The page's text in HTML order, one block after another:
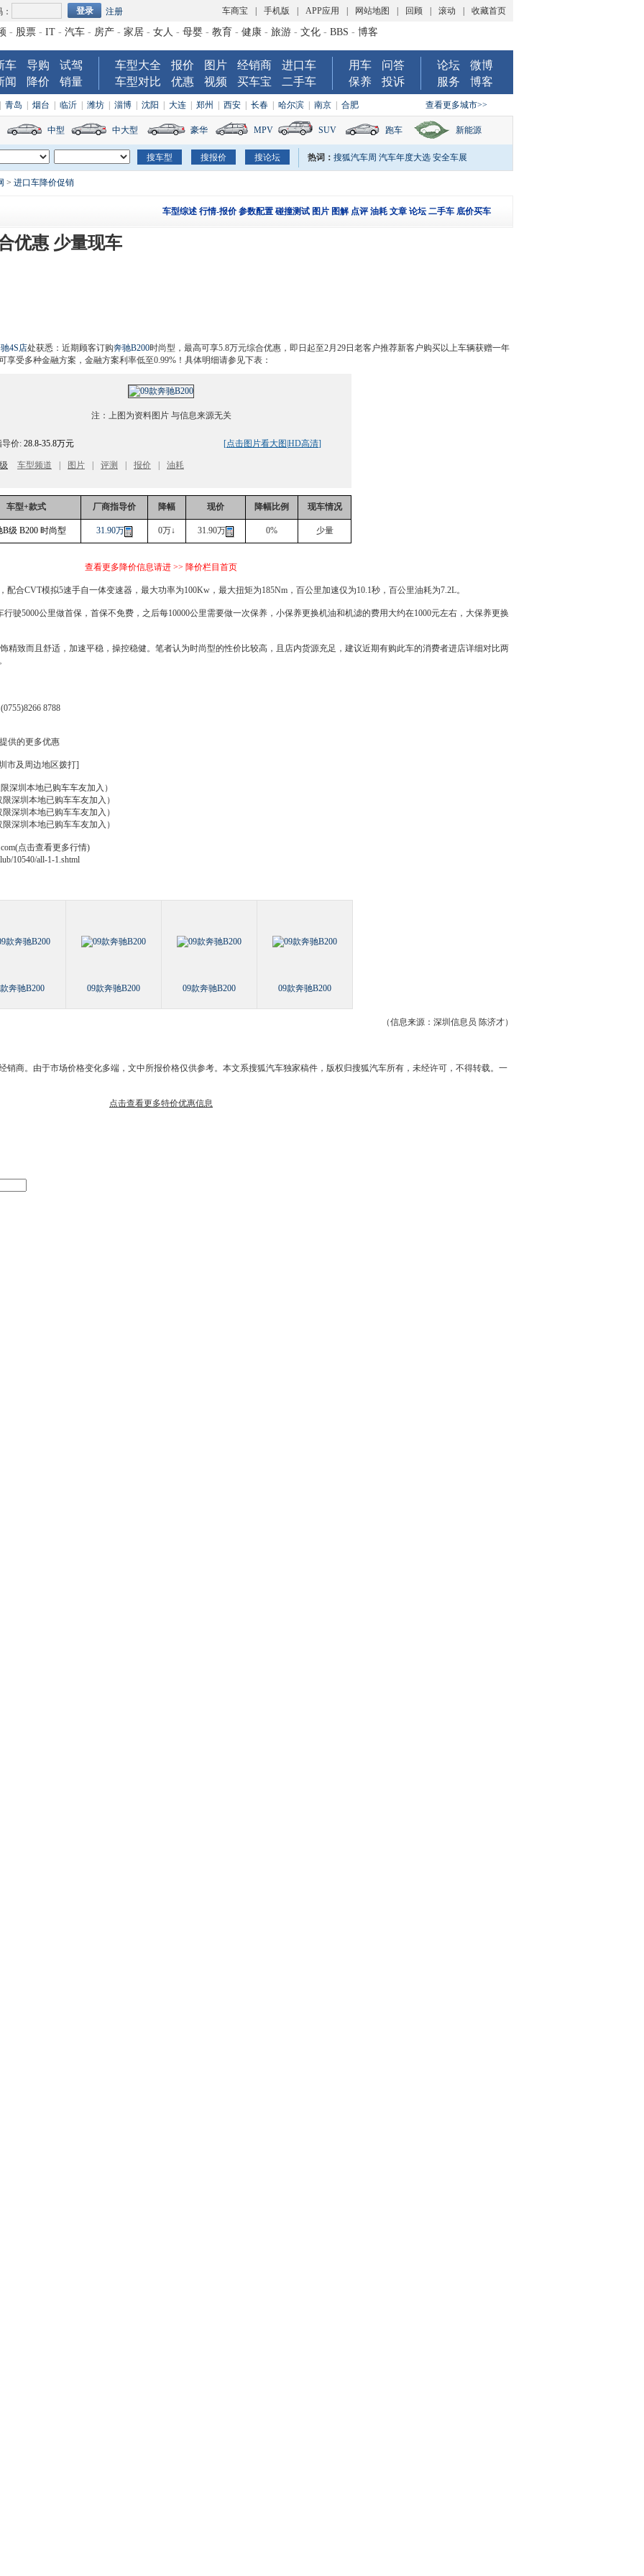
注册 车商宝 手机版 APP应用 网站地图 回顾 滚动 收藏首页
- 股票 - IT - 汽车 - 房产 - 家居 - 女人 - 母婴 - 教育 - 健康 - 旅游 - 文化 - BBS - 博客
车 导购
试驾
闻
降价 销量
车型大全 报价 图片 经销商
进口车
车型对比
优惠 视频 买车宝 二手车
用车
问答
保养
投诉
论坛
微博
服务
博客
查看更多城市>>
青岛 烟台 临沂 潍坊 淄博 沈阳 大连 郑州 西安 长春 哈尔滨 南京 合肥
中型 中大型 豪华 MPV SUV 跑车 新能源
热词： 搜狐汽车周 汽车年度大选 安全车展
> 进口车降价促销
车型综述 行情-报价 参数配置 碰撞测试 图片 图解 点评 油耗 文章 论坛 二手车 底价买车
优惠 少量现车
4S店处获悉：近期顾客订购奔驰B200时尚型，最高可享5.8万元综合优惠，即日起至2月29日老客户推荐新客户购买以上车辆获赠一年
享受多种金融方案，金融方案利率低至0.99%！具体明细请参见下表：
注：上图为资料图片 与信息来源无关
[点击图片看大图 HD高清]
导价: 28.8-35.8万元
车型频道 图片 评测 报价 油耗
车型+款式 厂商指导价 降幅 现价 降幅比例 现车情况
B级 B200 时尚型 31.90万 0万↓ 31.90万 0% 少量
查看更多降价信息请进 >> 降价栏目首页
配合CVT模拟5速手自一体变速器，最大功率为100Kw，最大扭矩为185Nm，百公里加速仅为10.1秒，百公里油耗为7.2L。
行驶5000公里做首保，首保不免费，之后每10000公里需要做一次保养，小保养更换机油和机滤的费用大约在1000元左右，大保养更换
精致而且舒适，加速平稳，操控稳健。笔者认为时尚型的性价比较高，且店内货源充足，建议近期有购此车的消费者进店详细对比两
8788
提供的更多优惠
市及周边地区拨打]
深圳 本地已购车车友加入）
限深圳 本地已购车车友加入）
限深圳 本地已购车车友加入）
限深圳 本地已购车车友加入）
点击查看更多行情)
10540/all-1-1.shtml
奔驰B200 09款奔驰B200 09款奔驰B200 09款奔驰B200
（信息来源： 深圳 信息员 陈济才）
销商。由于市场价格变化多端，文中所报价格仅供参考。本文系搜狐汽车独家稿件，版权归搜狐汽车所有，未经许可，不得转载。一
点击查看更多特价优惠信息